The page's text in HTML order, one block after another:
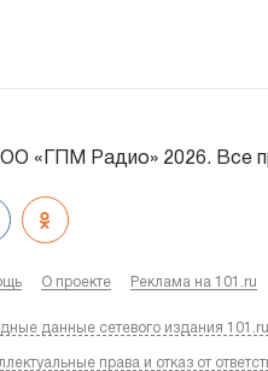
«ГПМ Радио» 2026. Все
О проекте Реклама на 101.ru
данные сетевого издания 101.ru
права и отказ от